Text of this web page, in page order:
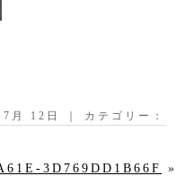
月 12日 ｜ カテゴリー：
3D769DD1B66F »